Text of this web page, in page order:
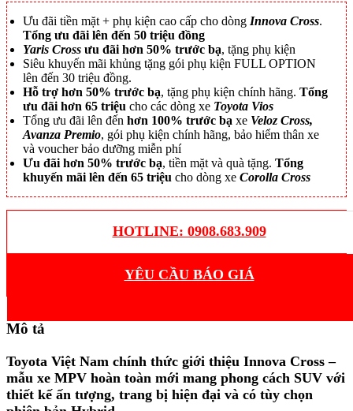
Ưu đãi tiền mặt + phụ kiện cao cấp cho dòng Innova Cross.
Tổng ưu đãi lên đến 50 triệu đồng
Yaris Cross ưu đãi hơn 50% trước bạ, tặng phụ kiện
Siêu khuyến mãi khủng tặng gói phụ kiện FULL OPTION
lên đến 30 triệu đồng.
Hỗ trợ hơn 50% trước bạ, tặng phụ kiện chính hãng. Tổng
ưu đãi hơn 65 triệu cho các dòng xe Toyota Vios
Tổng ưu đãi lên đến hơn 100% trước bạ xe Veloz Cross,
Avanza Premio, gói phụ kiện chính hãng, bảo hiểm thân xe
và voucher bảo dưỡng miễn phí
Ưu đãi hơn 50% trước bạ, tiền mặt và quà tặng. Tổng
khuyến mãi lên đến 65 triệu cho dòng xe Corolla Cross
HOTLINE: 0908.683.909
YÊU CẦU BÁO GIÁ
Mô tả
Toyota Việt Nam chính thức giới thiệu Innova Cross –
mẫu xe MPV hoàn toàn mới mang phong cách SUV với
thiết kế ấn tượng, trang bị hiện đại và có tùy chọn